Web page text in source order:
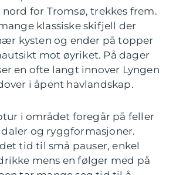
for Tromsø, trekkes frem.
klassiske skifjell der
kysten og ender på topper
mot øyriket. På dager
en ofte langt innover Lyngen
i åpent havlandskap.
i området foregår på feller
og ryggformasjoner.
tid til små pauser, enkel
mens en følger med på